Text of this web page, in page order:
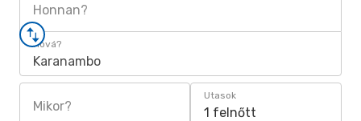
Honnan?
Hová?
Karanambo
Mikor?
Utasok
1 felnőtt